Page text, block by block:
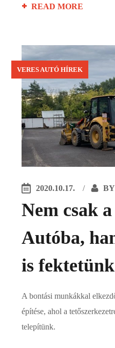
READ MORE
VERES AUTÓ HÍREK
2020.10.17.
Nem csak
Autóba,
is fektetünk
A bontási munkákkal
építése, ahol a
telepítünk.